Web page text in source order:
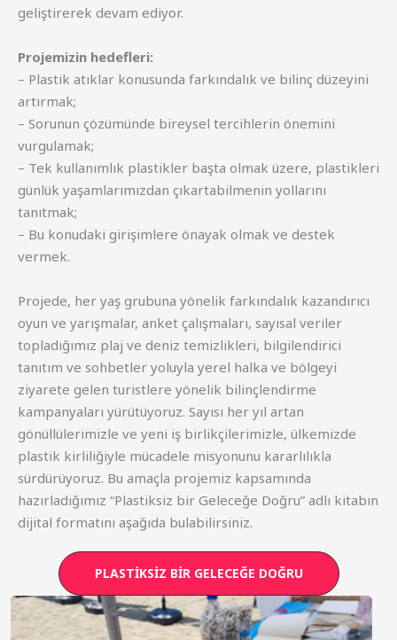
geliştirerek devam ediyor.
Projemizin hedefleri:
– Plastik atıklar konusunda farkındalık ve bilinç düzeyini
artırmak;
– Sorunun çözümünde bireysel tercihlerin önemini
vurgulamak;
– Tek kullanımlık plastikler başta olmak üzere, plastikleri
günlük yaşamlarımızdan çıkartabilmenin yollarını
tanıtmak;
– Bu konudaki girişimlere önayak olmak ve destek
vermek.
Projede, her yaş grubuna yönelik farkındalık kazandırıcı
oyun ve yarışmalar, anket çalışmaları, sayısal veriler
topladığımız plaj ve deniz temizlikleri, bilgilendirici
tanıtım ve sohbetler yoluyla yerel halka ve bölgeyi
ziyarete gelen turistlere yönelik bilinçlendirme
kampanyaları yürütüyoruz. Sayısı her yıl artan
gönüllülerimizle ve yeni iş birlikçilerimizle, ülkemizde
plastik kirliliğiyle mücadele misyonunu kararlılıkla
sürdürüyoruz. Bu amaçla projemiz kapsamında
hazırladığımız “Plastiksiz bir Geleceğe Doğru” adlı kitabın
dijital formatını aşağıda bulabilirsiniz.
PLASTIKSIZ BIR GELECEĞE DOĞRU